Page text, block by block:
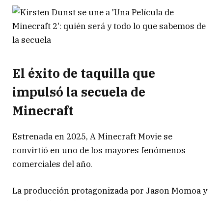
El éxito de taquilla que
impulsó la secuela de
Minecraft
Estrenada en 2025, A Minecraft Movie se
convirtió en uno de los mayores fenómenos
comerciales del año.
La producción protagonizada por Jason Momoa y